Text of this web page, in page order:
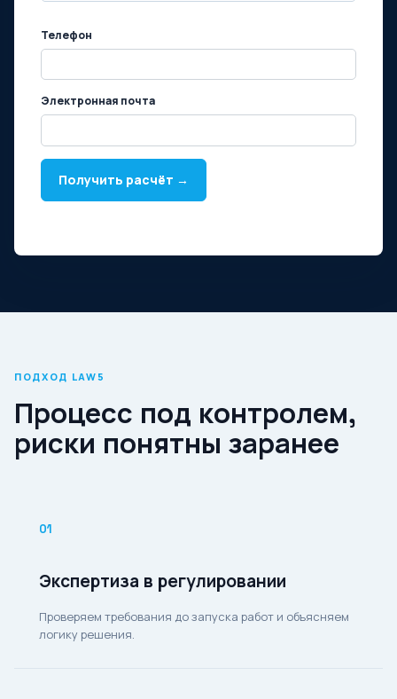
Телефон
Электронная почта
Получить расчёт →
ПОДХОД LAW5
Процесс под контролем,
риски понятны заранее
01
Экспертиза в регулировании
Проверяем требования до запуска работ и объясняем
логику решения.